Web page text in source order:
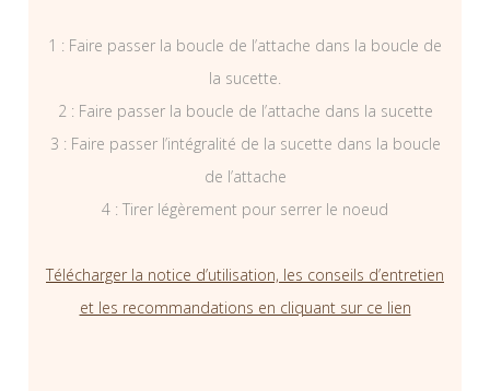
1 : Faire passer la boucle de l’attache dans la boucle de
la sucette.
2 : Faire passer la boucle de l’attache dans la sucette
3 : Faire passer l’intégralité de la sucette dans la boucle
de l’attache
4 : Tirer légèrement pour serrer le noeud
Télécharger la notice d’utilisation, les conseils d’entretien
et les recommandations en cliquant sur ce lien